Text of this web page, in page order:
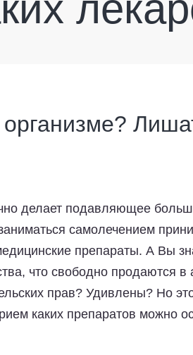
делает подавляющее
самолечением
препараты. А Вы
что свободно продаются в
прав? Удивлены? Но
каких препаратов можно